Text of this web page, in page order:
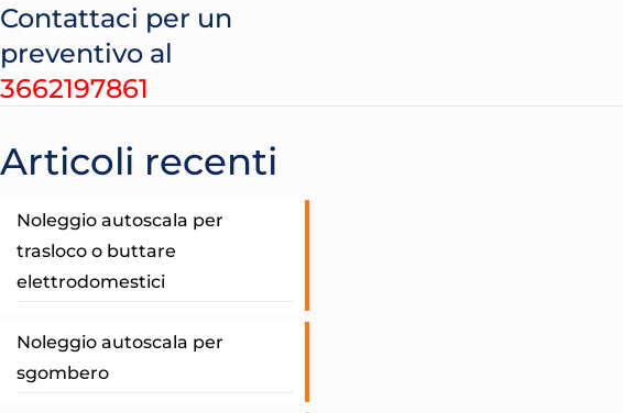
Contattaci per un
preventivo al
3662197861
Articoli recenti
Noleggio autoscala per
trasloco o buttare
elettrodomestici
Noleggio autoscala per
sgombero